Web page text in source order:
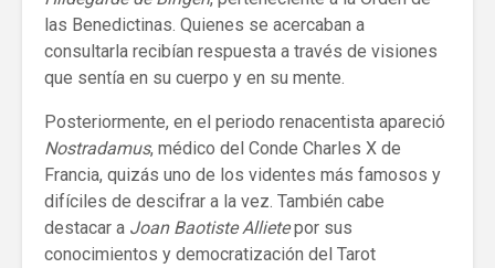
las Benedictinas. Quienes se acercaban a
consultarla recibían respuesta a través de visiones
que sentía en su cuerpo y en su mente.
Posteriormente, en el periodo renacentista apareció
Nostradamus, médico del Conde Charles X de
Francia, quizás uno de los videntes más famosos y
difíciles de descifrar a la vez. También cabe
destacar a Joan Baotiste Allietepor sus
conocimientos y democratización del Tarot